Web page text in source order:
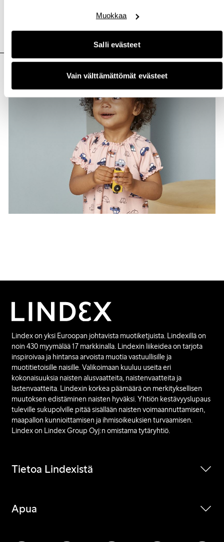
Salli evästeet
Muokkaa
Vain välttämättömät evästeet
Lindex on yksi Euroopan johtavista muotiketjuista. Lindexillä on
noin 430 myymälää 17 markkinalla. Lindexin liikeidea on tarjota
inspiroivaa ja hintansa arvoista muotia vastuullisille ja
muotitietoisille naisille. Valikoimaan kuuluu useita eri
kokonaisuuksia naisten alusvaatteita, naistenvaatteita ja
lastenvaatteita. Lindexin korkea päämäärä on merkityksellisen
muutoksen edistäminen naisten hyväksi. Yhtiön kestävyyslupaus
tuleville sukupolville pitää sisällään naisten voimaannuttamisen,
maapallon kunnioittamisen ja ihmisoikeuksien turvaamisen.
Lindex on Lindex Group Oyj:n omistama tytäryhtiö.
Tietoa Lindexistä
Apua